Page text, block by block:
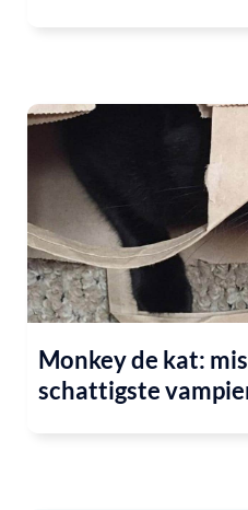
Monkey de kat:
schattigste